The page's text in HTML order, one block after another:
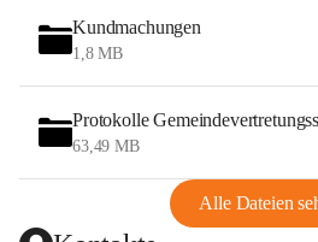
Kundmachungen
1,8 MB
Protokolle
63,49 MB
Alle Dateien